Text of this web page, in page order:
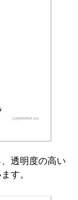
透明度の高い
す。